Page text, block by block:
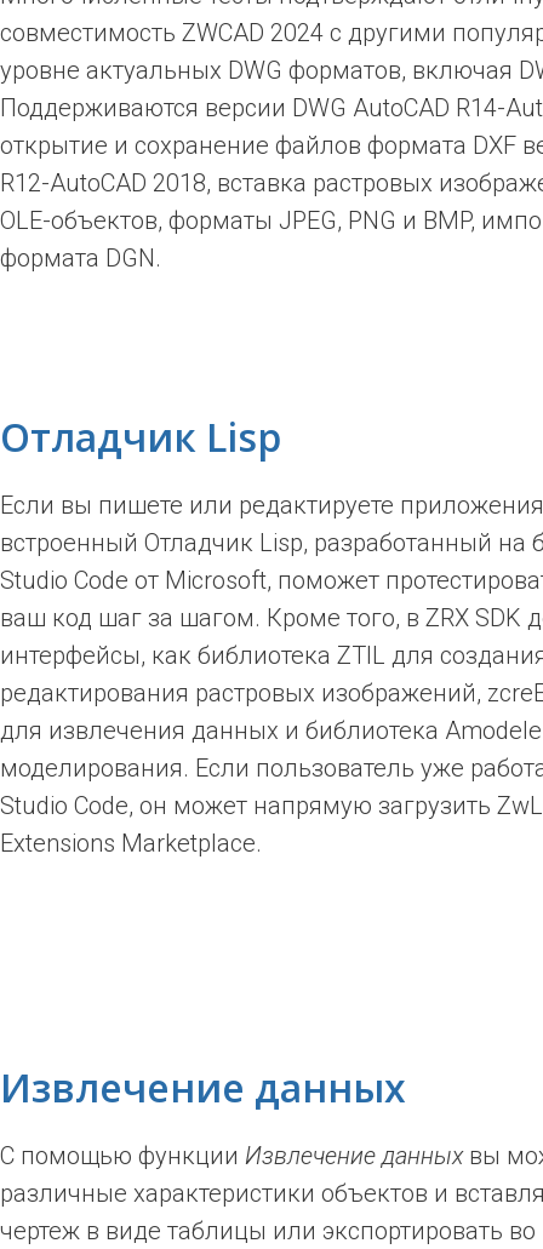
совместимость ZWCAD 2024 с другими
уровне актуальных DWG форматов, включая
Поддерживаются версии DWG AutoCAD R14-
открытие и сохранение файлов формата DXF
R12-AutoCAD 2018, вставка растровых
OLE-объектов, форматы JPEG, PNG и BMP,
формата DGN.
Отладчик Lisp
Если вы пишете или редактируете
встроенный Отладчик Lisp, разработанный на
Studio Code от Microsoft, поможет
ваш код шаг за шагом. Кроме того, в ZRX SDK
интерфейсы, как библиотека ZTIL для
редактирования растровых изображений,
для извлечения данных и библиотека
моделирования. Если пользователь уже
Studio Code, он может напрямую загрузить
Extensions Marketplace.
Извлечение данных
С помощью функции Извлечение данныхвы
различные характеристики объектов и
чертеж в виде таблицы или экспортировать